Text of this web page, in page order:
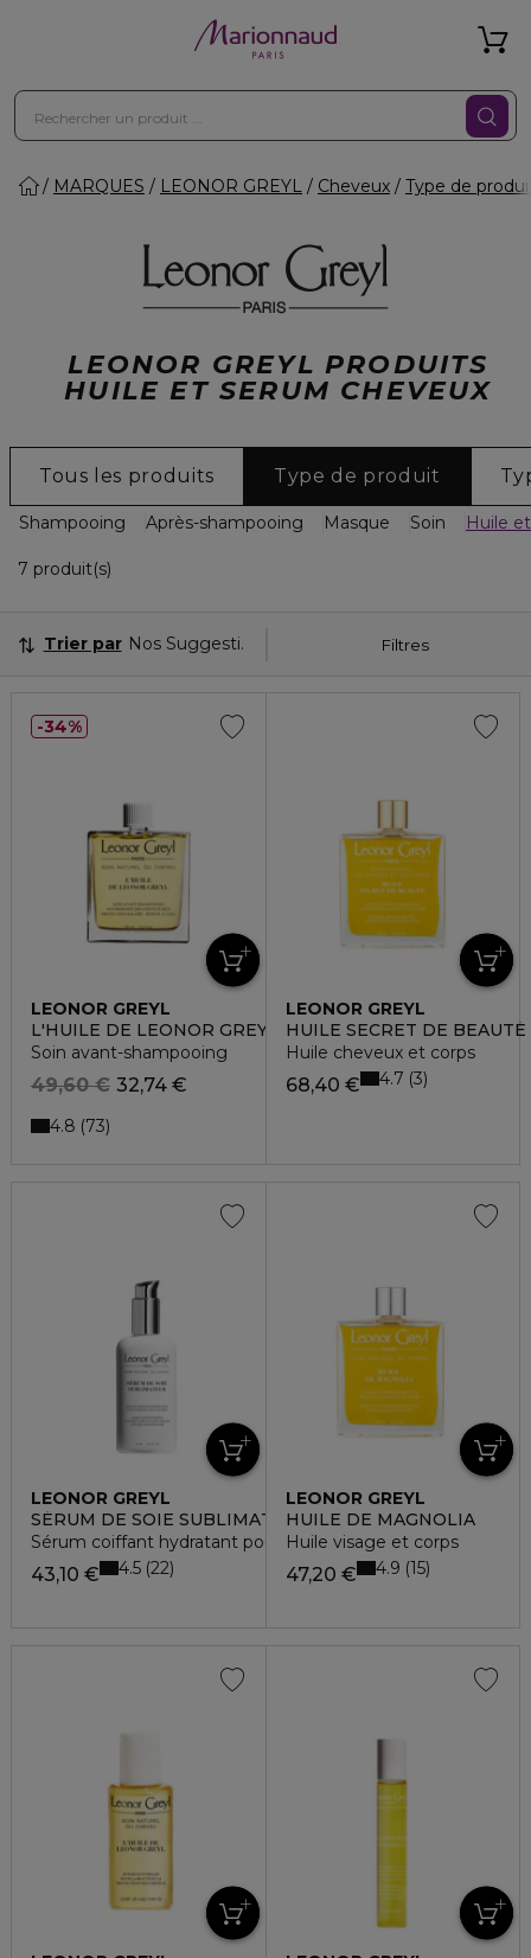
MARQUES LEONOR GREYL Cheveux Type de
LEONOR GREYL PRODUITS
HUILE ET SERUM CHEVEUX
Tous les produits Type de produit
Shampooing Après-shampooing Masque Soin Huile
7 produit(s)
Filtres
Trier par Nos Suggestions
LEONOR GREYL
L'HUILE DE LEONOR GREYL
Soin avant-shampooing
32,74 €
49,60 €
4.8 73
34%
LEONOR GREYL
HUILE SECRET DE BEAUTÉ
Huile cheveux et corps
68,40 € 4.7 3
LEONOR GREYL
SÉRUM DE SOIE SUBLIMATEUR
Sérum coiffant hydratant pour cheveux secs et fins
43,10 € 4.5 22
LEONOR GREYL
HUILE DE MAGNOLIA
Huile visage et corps
47,20 € 4.9 15